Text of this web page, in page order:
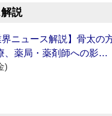
説
界ニュース解説】骨太の
、薬局・薬剤師への影…
)